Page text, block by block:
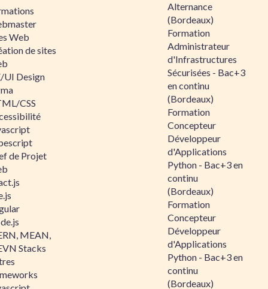
Web
de sites
UI Design
CSS
de Projet
MEAN,
Stacks
Alternance
(Bordeaux)
Formation
Administrateur
d'Infrastructures
Sécurisées - Bac+3
en continu
(Bordeaux)
Formation
Concepteur
Développeur
d'Applications
Python - Bac+3 en
continu
(Bordeaux)
Formation
Concepteur
Développeur
d'Applications
Python - Bac+3 en
continu
(Bordeaux)